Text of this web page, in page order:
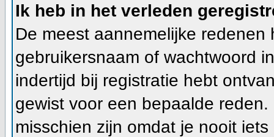
Ik heb in het verleden
De meest aannemelijke
gebruikersnaam of wachtwoord
indertijd bij registratie hebt
gewist voor een bepaalde
misschien zijn omdat je nooit